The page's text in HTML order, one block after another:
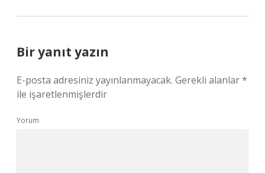
Bir yanıt yazın
E-posta adresiniz yayınlanmayacak. Gerekli alanlar*
ile işaretlenmişlerdir
Yorum